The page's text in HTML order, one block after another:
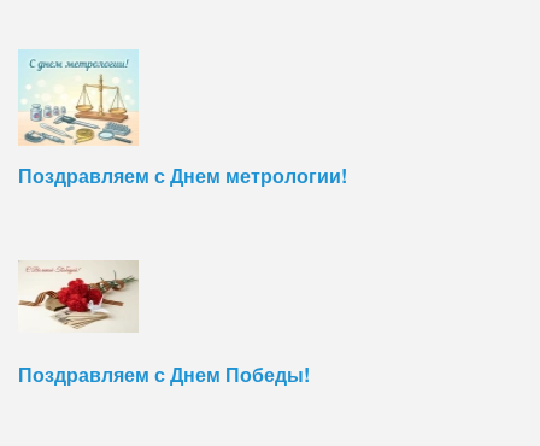
Поздравляем с Днем метрологии!
Поздравляем с Днем Победы!